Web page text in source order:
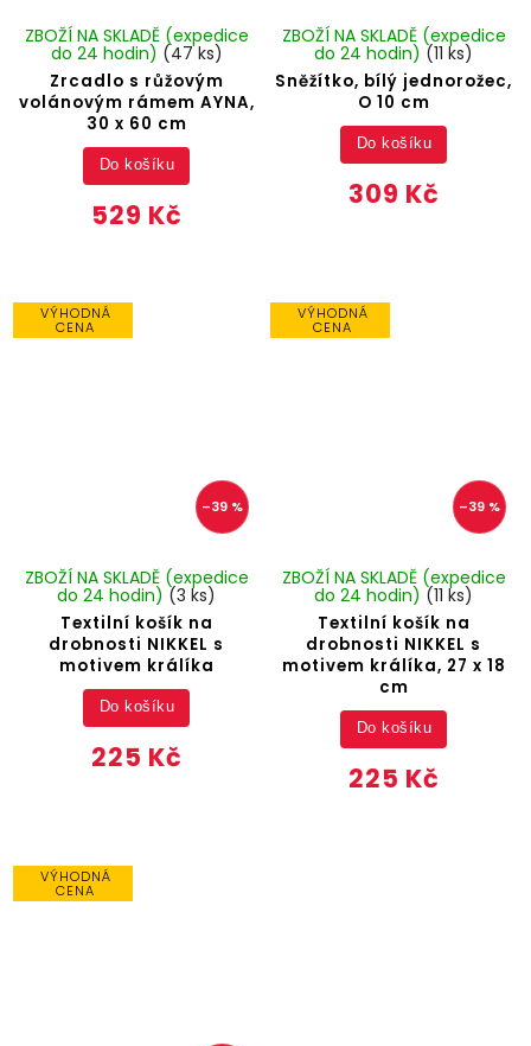
Zrcadlo s růžovým
volánovým rámem AYNA,
30 x 60 cm
ZBOŽÍ NA SKLADĚ (expedice
do 24 hodin) (47 ks)
529 Kč
Do košíku
Sněžítko, bílý jednorožec,
O 10 cm
ZBOŽÍ NA SKLADĚ (expedice
do 24 hodin) (11 ks)
309 Kč
Do košíku
VÝHODNÁ
CENA
–39 %
Textilní košík na
drobnosti NIKKEL s
motivem králíka
ZBOŽÍ NA SKLADĚ (expedice
do 24 hodin) (3 ks)
225 Kč
Do košíku
VÝHODNÁ
CENA
–39 %
Textilní košík na
drobnosti NIKKEL s
motivem králíka, 27 x 18
cm
ZBOŽÍ NA SKLADĚ (expedice
do 24 hodin) (11 ks)
225 Kč
Do košíku
VÝHODNÁ
CENA